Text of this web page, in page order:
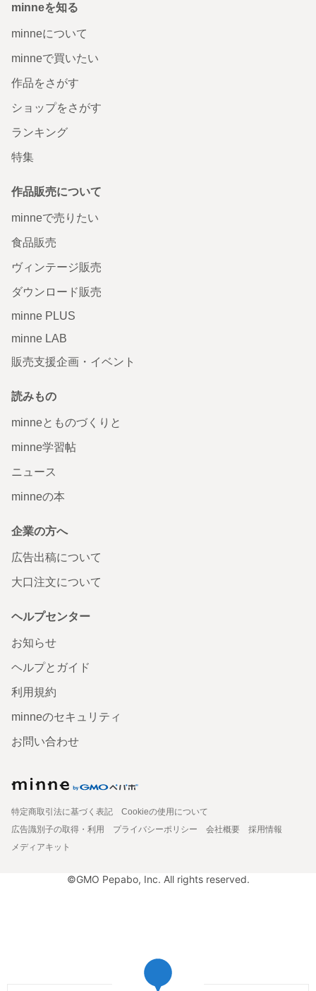
minneを知る
minneについて
minneで買いたい
作品をさがす
ショップをさがす
ランキング
特集
作品販売について
minneで売りたい
食品販売
ヴィンテージ販売
ダウンロード販売
minne PLUS
minne LAB
販売支援企画・イベント
読みもの
minneとものづくりと
minne学習帖
ニュース
minneの本
企業の方へ
広告出稿について
大口注文について
ヘルプセンター
お知らせ
ヘルプとガイド
利用規約
minneのセキュリティ
お問い合わせ
特定商取引法に基づく表記
Cookieの使用について
広告識別子の取得・利用
プライバシーポリシー 会社概要
採用情報
メディアキット
©GMO Pepabo, Inc. All rights reserved.